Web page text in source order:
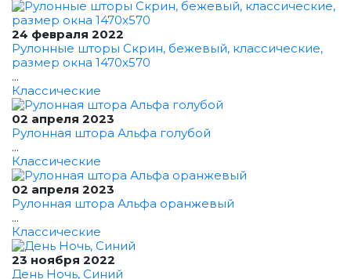
24 февраля 2022
Рулонные шторы Скрин, бежевый, классические,
размер окна 1470x570
...
Классические
02 апреля 2023
Рулонная штора Альфа голубой
...
Классические
02 апреля 2023
Рулонная штора Альфа оранжевый
...
Классические
23 ноября 2022
День Ночь, Синий